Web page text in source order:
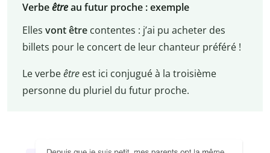
Verbeêtreau futur proche : exemple
Elles vont êtrecontentes : j’ai pu acheter des
billets pour le concert de leur chanteur préféré !
Le verbeêtreest ici conjugué à la troisième
personne du pluriel du futur proche.